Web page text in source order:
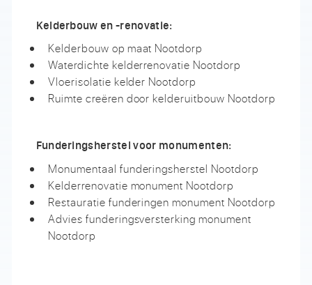
Kelderbouw en -renovatie:
Kelderbouw op maat Nootdorp
Waterdichte kelderrenovatie Nootdorp
Vloerisolatie kelder Nootdorp
Ruimte creëren door kelderuitbouw Nootdorp
Funderingsherstel voor monumenten:
Monumentaal funderingsherstel Nootdorp
Kelderrenovatie monument Nootdorp
Restauratie funderingen monument Nootdorp
Advies funderingsversterking monument
Nootdorp